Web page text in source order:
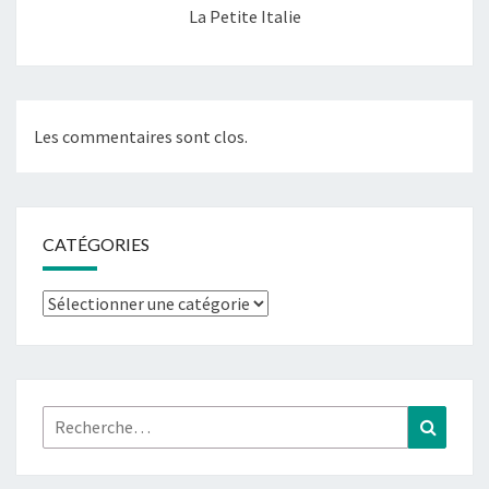
La Petite Italie
Les commentaires sont clos.
CATÉGORIES
Catégories
Rechercher :